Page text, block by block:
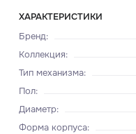
ХАРАКТЕРИСТИКИ
Бренд:
Коллекция:
Тип механизма:
Пол:
Диаметр:
Форма корпуса: